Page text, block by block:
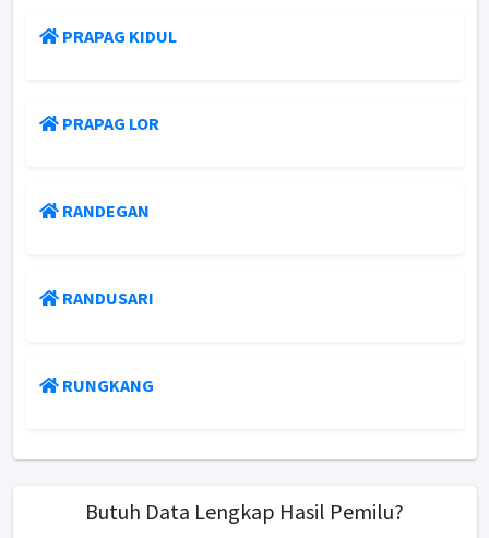
PRAPAG KIDUL
PRAPAG LOR
RANDEGAN
RANDUSARI
RUNGKANG
Butuh Data Lengkap Hasil Pemilu?